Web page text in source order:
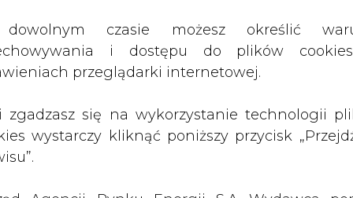
czasie możesz określić
i dostępu do plików
przeglądarki internetowej.
zgadzasz się na wykorzystanie technologii
wystarczy kliknąć poniższy przycisk
Artykuł powstał bez wsparcia narzędzi sztucznej
inteligencji. Wydawca portalu CIRE zgadza się na
publikacji do szkoleń treningowych LLM.